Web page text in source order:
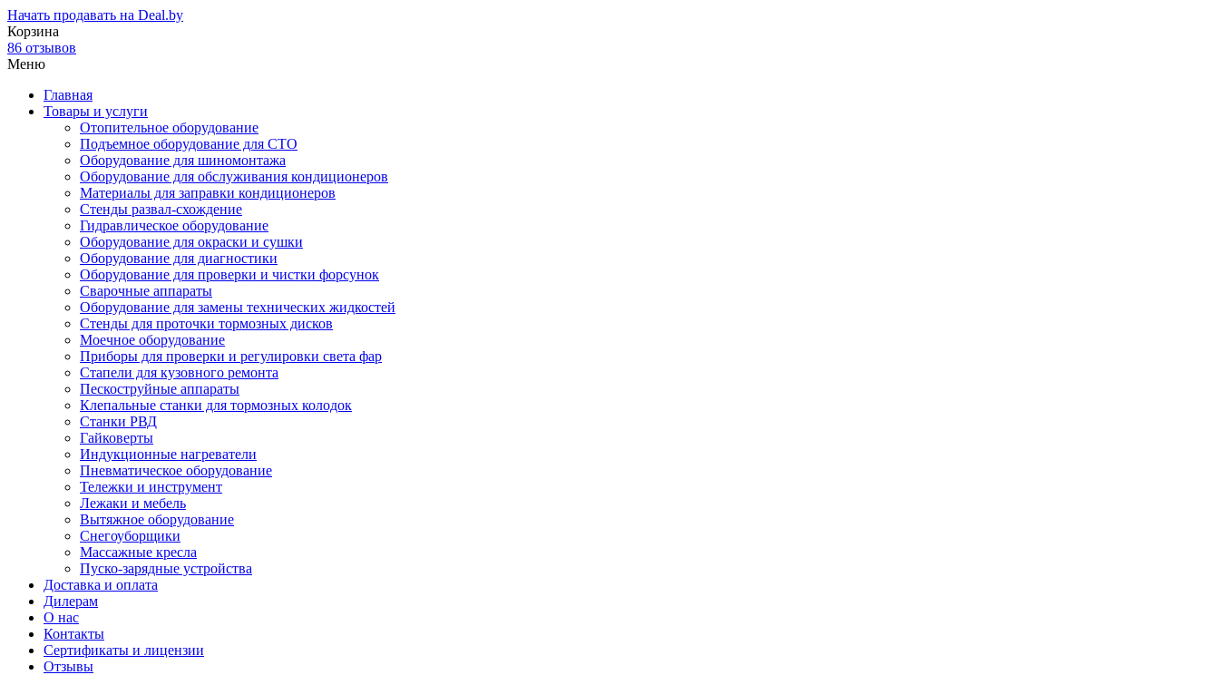
Начать продавать на Deal.by
Корзина
86 отзывов
Меню
Главная
Товары и услуги
Отопительное оборудование
Подъемное оборудование для СТО
Оборудование для шиномонтажа
Оборудование для обслуживания кондиционеров
Материалы для заправки кондиционеров
Стенды развал-схождение
Гидравлическое оборудование
Оборудование для окраски и сушки
Оборудование для диагностики
Оборудование для проверки и чистки форсунок
Сварочные аппараты
Оборудование для замены технических жидкостей
Стенды для проточки тормозных дисков
Моечное оборудование
Приборы для проверки и регулировки света фар
Стапели для кузовного ремонта
Пескоструйные аппараты
Клепальные станки для тормозных колодок
Станки РВД
Гайковерты
Индукционные нагреватели
Пневматическое оборудование
Тележки и инструмент
Лежаки и мебель
Вытяжное оборудование
Снегоуборщики
Массажные кресла
Пуско-зарядные устройства
Доставка и оплата
Дилерам
О нас
Контакты
Сертификаты и лицензии
Отзывы